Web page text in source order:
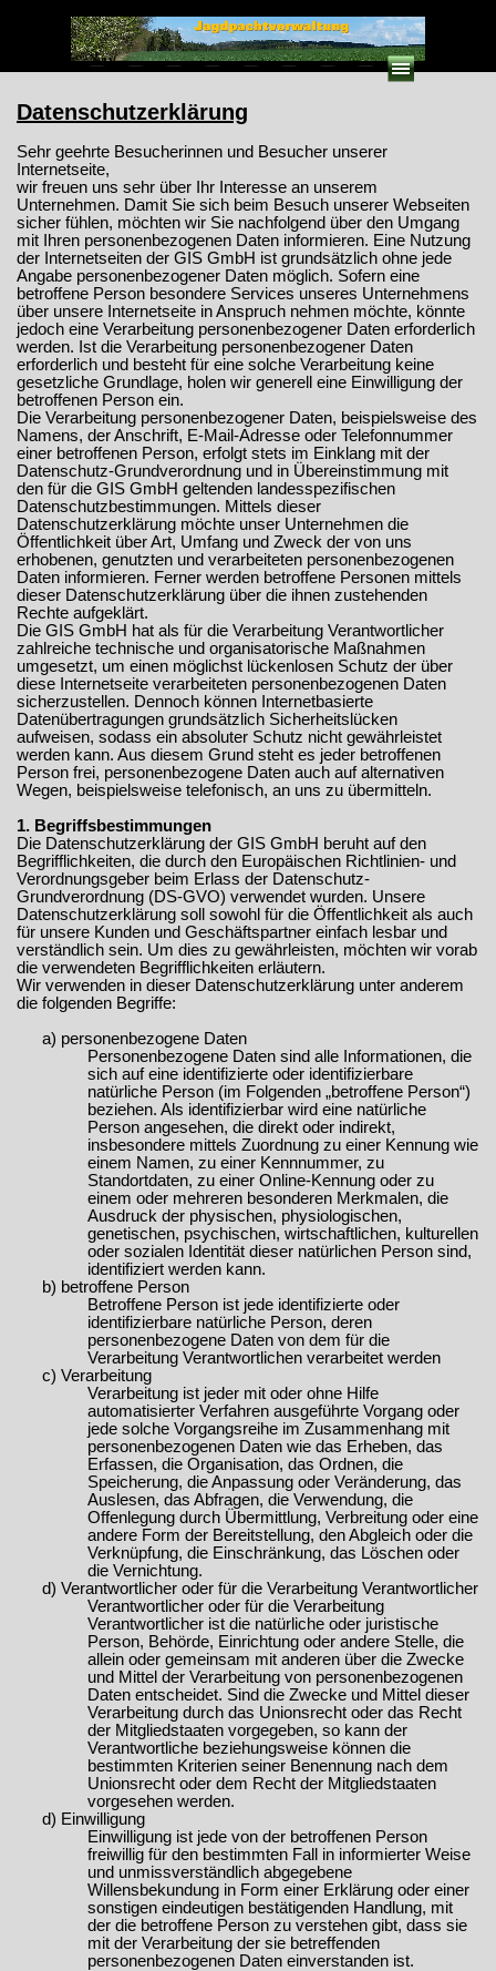
Menü überspringen
Datenschutzerklärung
Sehr geehrte Besucherinnen und Besucher unserer
Internetseite,
wir freuen uns sehr über Ihr Interesse an unserem
Unternehmen. Damit Sie sich beim Besuch unserer Webseiten
sicher fühlen, möchten wir Sie nachfolgend über den Umgang
mit Ihren personenbezogenen Daten informieren. Eine Nutzung
der Internetseiten der GIS GmbH ist grundsätzlich ohne jede
Angabe personenbezogener Daten möglich. Sofern eine
betroffene Person besondere Services unseres Unternehmens
über unsere Internetseite in Anspruch nehmen möchte, könnte
jedoch eine Verarbeitung personenbezogener Daten erforderlich
werden. Ist die Verarbeitung personenbezogener Daten
erforderlich und besteht für eine solche Verarbeitung keine
gesetzliche Grundlage, holen wir generell eine Einwilligung der
betroffenen Person ein.
Die Verarbeitung personenbezogener Daten, beispielsweise des
Namens, der Anschrift, E-Mail-Adresse oder Telefonnummer
einer betroffenen Person, erfolgt stets im Einklang mit der
Datenschutz-Grundverordnung und in Übereinstimmung mit
den für die GIS GmbH geltenden landesspezifischen
Datenschutzbestimmungen. Mittels dieser
Datenschutzerklärung möchte unser Unternehmen die
Öffentlichkeit über Art, Umfang und Zweck der von uns
erhobenen, genutzten und verarbeiteten personenbezogenen
Daten informieren. Ferner werden betroffene Personen mittels
dieser Datenschutzerklärung über die ihnen zustehenden
Rechte aufgeklärt.
Die GIS GmbH hat als für die Verarbeitung Verantwortlicher
zahlreiche technische und organisatorische Maßnahmen
umgesetzt, um einen möglichst lückenlosen Schutz der über
diese Internetseite verarbeiteten personenbezogenen Daten
sicherzustellen. Dennoch können Internetbasierte
Datenübertragungen grundsätzlich Sicherheitslücken
aufweisen, sodass ein absoluter Schutz nicht gewährleistet
werden kann. Aus diesem Grund steht es jeder betroffenen
Person frei, personenbezogene Daten auch auf alternativen
Wegen, beispielsweise telefonisch, an uns zu übermitteln.
1. Begriffsbestimmungen
Die Datenschutzerklärung der GIS GmbH beruht auf den
Begrifflichkeiten, die durch den Europäischen Richtlinien- und
Verordnungsgeber beim Erlass der Datenschutz-
Grundverordnung (DS-GVO) verwendet wurden. Unsere
Datenschutzerklärung soll sowohl für die Öffentlichkeit als auch
für unsere Kunden und Geschäftspartner einfach lesbar und
verständlich sein. Um dies zu gewährleisten, möchten wir vorab
die verwendeten Begrifflichkeiten erläutern.
Wir verwenden in dieser Datenschutzerklärung unter anderem
die folgenden Begriffe:
a) personenbezogene Daten
Personenbezogene Daten sind alle Informationen, die
sich auf eine identifizierte oder identifizierbare
natürliche Person (im Folgenden „betroffene Person“)
beziehen. Als identifizierbar wird eine natürliche
Person angesehen, die direkt oder indirekt,
insbesondere mittels Zuordnung zu einer Kennung wie
einem Namen, zu einer Kennnummer, zu
Standortdaten, zu einer Online-Kennung oder zu
einem oder mehreren besonderen Merkmalen, die
Ausdruck der physischen, physiologischen,
genetischen, psychischen, wirtschaftlichen, kulturellen
oder sozialen Identität dieser natürlichen Person sind,
identifiziert werden kann.
b) betroffene Person
Betroffene Person ist jede identifizierte oder
identifizierbare natürliche Person, deren
personenbezogene Daten von dem für die
Verarbeitung Verantwortlichen verarbeitet werden
c) Verarbeitung
Verarbeitung ist jeder mit oder ohne Hilfe
automatisierter Verfahren ausgeführte Vorgang oder
jede solche Vorgangsreihe im Zusammenhang mit
personenbezogenen Daten wie das Erheben, das
Erfassen, die Organisation, das Ordnen, die
Speicherung, die Anpassung oder Veränderung, das
Auslesen, das Abfragen, die Verwendung, die
Offenlegung durch Übermittlung, Verbreitung oder eine
andere Form der Bereitstellung, den Abgleich oder die
Verknüpfung, die Einschränkung, das Löschen oder
die Vernichtung.
d) Verantwortlicher oder für die Verarbeitung Verantwortlicher
Verantwortlicher oder für die Verarbeitung
Verantwortlicher ist die natürliche oder juristische
Person, Behörde, Einrichtung oder andere Stelle, die
allein oder gemeinsam mit anderen über die Zwecke
und Mittel der Verarbeitung von personenbezogenen
Daten entscheidet. Sind die Zwecke und Mittel dieser
Verarbeitung durch das Unionsrecht oder das Recht
der Mitgliedstaaten vorgegeben, so kann der
Verantwortliche beziehungsweise können die
bestimmten Kriterien seiner Benennung nach dem
Unionsrecht oder dem Recht der Mitgliedstaaten
vorgesehen werden.
d) Einwilligung
Einwilligung ist jede von der betroffenen Person
freiwillig für den bestimmten Fall in informierter Weise
und unmissverständlich abgegebene
Willensbekundung in Form einer Erklärung oder einer
sonstigen eindeutigen bestätigenden Handlung, mit
der die betroffene Person zu verstehen gibt, dass sie
mit der Verarbeitung der sie betreffenden
personenbezogenen Daten einverstanden ist.